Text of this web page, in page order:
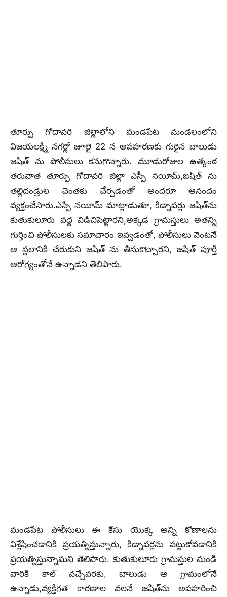
తూర్పు గోదావరి జిల్లాలోని మండపేట మండలంలోని
విజయలక్ష్మీ నగర్లో జూలై 22 న అపహరణకు గురైన బాలుడు
జషిత్ ను పోలీసులు కనుగొన్నారు. మూడురోజుల ఉత్కంఠ
తరువాత తూర్పు గోదావరి జిల్లా ఎస్పీ నయీమ్,జషిత్ ను
తల్లిదండ్రుల చెంతకు చేర్చడంతో అందరూ ఆనందం
వ్యక్తంచేసారు.ఎస్పీ నయీమ్ మాట్లాడుతూ, కిడ్నాపర్లు జషిత్‌ను
కుతుకులూరు వద్ద విడిచిపెట్టారని,అక్కడ గ్రామస్తులు అతన్ని
గుర్తించి పోలీసులకు సమాచారం ఇవ్వడంతో, పోలీసులు వెంటనే
ఆ స్థలానికి చేరుకుని జషిత్ ను తీసుకొచ్చారని, జషిత్ పూర్తీ
ఆరోగ్యంతోనే ఉన్నాడని తెలిపారు.
మండపేట పోలీసులు ఈ కేసు యొక్క అన్ని కోణాలను
విశ్లేషించడానికి ప్రయత్నిస్తున్నారు, కిడ్నాపర్లను పట్టుకోవడానికి
ప్రయత్నిస్తున్నామని తెలిపారు. కుతుకులూరు గ్రామస్తుల నుండి
వారికి కాల్ వచ్చేవరకు, బాలుడు ఆ గ్రామంలోనే
ఉన్నాడు,వ్యక్తిగత కారణాల వలనే జషిత్‌ను అపహరించి